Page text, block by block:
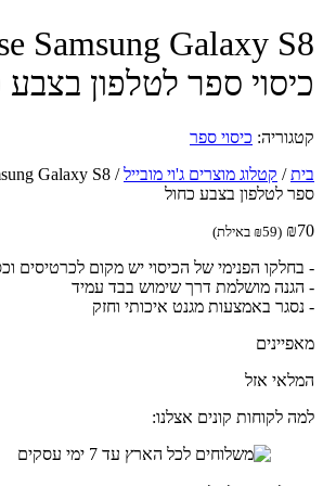
Samsung Galaxy
ספר לטלפון בצבע
כיסוי ספר
/קטלוג מוצרים ג'וי מובייל/
לטלפון בצבע כחול
(
₪59 באילת)
הפנימי של הכיסוי יש מקום לכרטיסים וכסף
מושלמת דרך שימוש בבד עמיד
באמצעות מגנט איכותי וחזק
אזל
לקוחות קונים אצלנו: